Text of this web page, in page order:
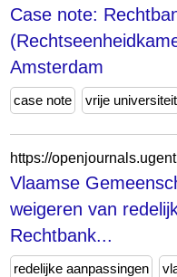
Case note:
Amsterdam
case note vrije universiteit
https://
Vlaamse
weigeren van
Rechtbank...
redelijke aanpassingen